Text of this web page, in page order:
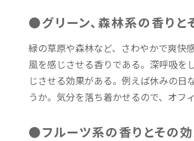
●グリーン、森林系の香りと
緑の草原や森林など、さわやかで爽快
風を感じさせる香りである。深呼吸を
じさせる効果がある。例えば休みの日
うか。気分を落ち着かせるので、オフ
●フルーツ系の香りとその